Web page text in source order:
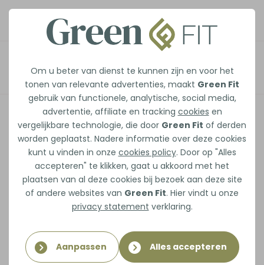
Om u beter van dienst te kunnen zijn en voor het
tonen van relevante advertenties, maakt Green Fit
gebruik van functionele, analytische, social media,
advertentie, affiliate en tracking cookies en
vergelijkbare technologie, die door Green Fit of derden
worden geplaatst. Nadere informatie over deze cookies
kunt u vinden in onze cookies policy. Door op "Alles
accepteren" te klikken, gaat u akkoord met het
plaatsen van al deze cookies bij bezoek aan deze site
of andere websites van Green Fit. Hier vindt u onze
privacy statement verklaring.
Aanpassen Alles accepteren
Afspraak maken
Waarom je ontbijt
alles bepaalt en
waarom een boterham
met kaas je misschien
ziek houdt
Elke ochtend maak je een keuze:
Ga je voor twee boterhammen met kaas en
écht voedt?
Wat je eet bij het ontbijt beïnvloedt niet